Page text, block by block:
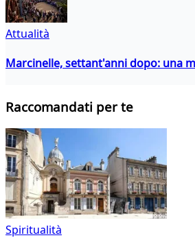
Attualità
Marcinelle, settant'anni dopo: una
Raccomandati per te
Spiritualità